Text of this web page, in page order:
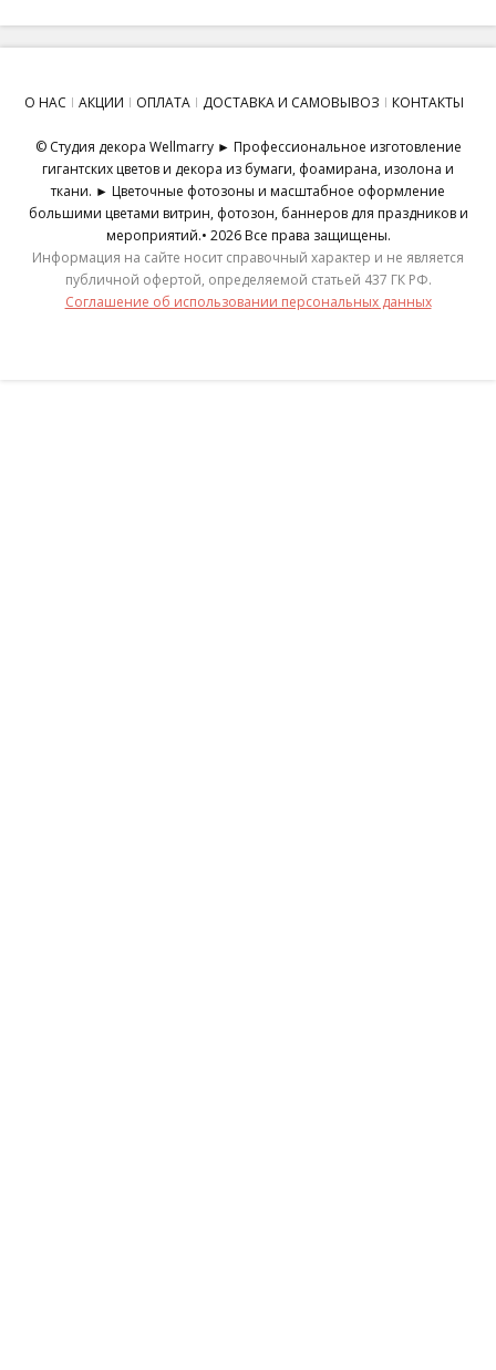
О НАС АКЦИИ ОПЛАТА ДОСТАВКА И САМОВЫВОЗ КОНТАКТЫ
© Студия декора Wellmarry ► Профессиональное изготовление
гигантских цветов и декора из бумаги, фоамирана, изолона и
ткани. ► Цветочные фотозоны и масштабное оформление
большими цветами витрин, фотозон, баннеров для праздников и
мероприятий.• 2026 Все права защищены.
Информация на сайте носит справочный характер и не является
публичной офертой, определяемой статьей 437 ГК РФ.
Соглашение об использовании персональных данных